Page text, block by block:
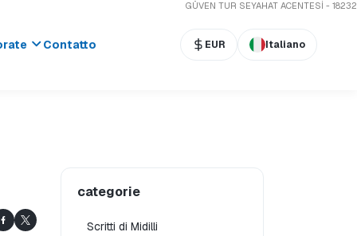
GÜVEN TUR SEYAHAT ACENTESİ - 18232
Contatto EUR Italiano
categorie
Scritti di Midilli